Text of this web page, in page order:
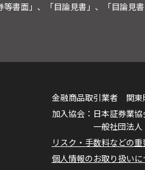
等書面」、「目論見書」、「目論見
金融商品取引業者 関東
日本証券業
一般社団法
リスク・手数料などの
個人情報のお取り扱いに